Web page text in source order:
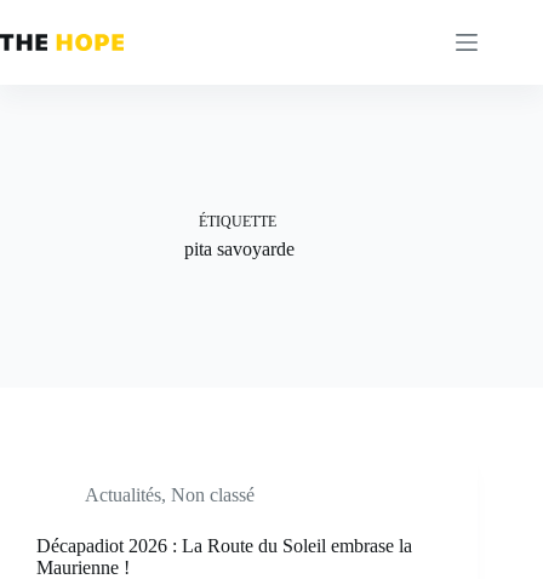
au
contenu
ÉTIQUETTE
pita savoyarde
Actualités, Non classé
Décapadiot 2026 : La Route du Soleil embrase la
Maurienne !